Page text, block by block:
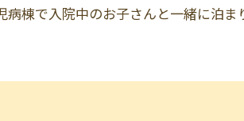
病棟で入院中のお子さんと一緒に泊